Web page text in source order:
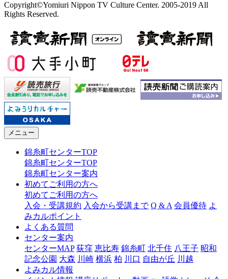
Copyright©Yomiuri Nippon TV Culture Center. 2005-2019 All
Rights Reserved.
メニュー
錦糸町センターTOP
錦糸町センターTOP
錦糸町センター案内
初めてご利用の方へ
初めてご利用の方へ
入会・受講規約 入会から受講まで Q & A 会員優待 よ
みカルポイント
よくある質問
センター案内
センターMAP 荻窪 恵比寿 錦糸町 北千住 八王子 昭和
記念公園 大森 川崎 横浜 柏 川口 自由が丘 川越
よみカル情報